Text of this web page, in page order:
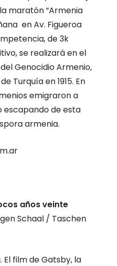
maratón “Armenia
en Av. Figueroa
de 3k
se realizará en el
Genocidio Armenio,
Turquía en 1915. En
emigraron a
escapando de esta
armenia.
años veinte
Schaal / Taschen
film de Gatsby, la